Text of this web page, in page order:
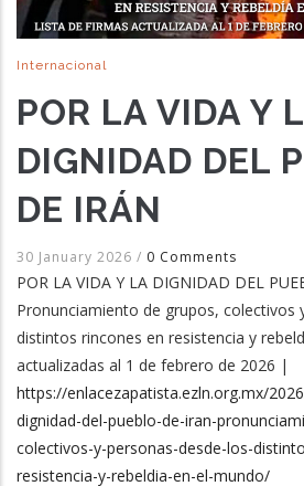
Internacional
POR LA VIDA Y
DIGNIDAD DEL
DE IRÁN
30 January 2026 / 0 Comments
POR LA VIDA Y LA DIGNIDAD DEL
Pronunciamiento de grupos, colectivos
distintos rincones en resistencia y
actualizadas al 1 de febrero de 2026 |
https://enlacezapatista.ezln.org.mx/
dignidad-del-pueblo-de-iran-
colectivos-y-personas-desde-los-
resistencia-y-rebeldia-en-el-mundo/